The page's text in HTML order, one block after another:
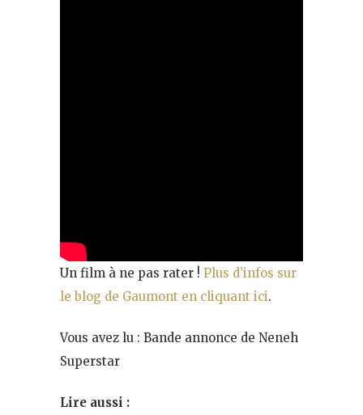
Un film à ne pas rater ! Plus d’infos sur
le blog de Gaumont en cliquant ici.
Vous avez lu : Bande annonce de Neneh
Superstar
Lire aussi :